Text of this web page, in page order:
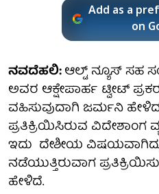
Add as a
on
ನವದೆಹಲಿ:ಆಲ್ಟ್ ನ್ಯೂಸ್ ಸಹ
ಅವರ ಆಕ್ಷೇಪಾರ್ಹ ಟ್ವೀಟ್
ವಹಿಸುವುದಾಗಿ ಜರ್ಮನಿ
ಪ್ರತಿಕ್ರಿಯಿಸಿರುವ
ಇದು ದೇಶೀಯ
ನಡೆಯುತ್ತಿರುವಾಗ
ಹೇಳಿದೆ.